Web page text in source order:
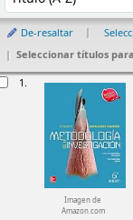
De-resaltar
Seleccionar títulos
1.
Imagen de
Amazon.com